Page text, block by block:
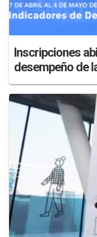
Inscripciones
desempeño de